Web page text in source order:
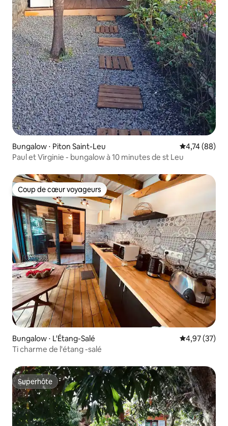
Bungalow ⋅ Piton Saint-Leu Évaluation
4,74 (88)
Paul et Virginie - bungalow à 10 minutes de st Leu
Coup de cœur voyageurs
Coup de cœur voyageurs
Bungalow ⋅ L'Étang-Salé Évaluation
4,97 (37)
Ti charme de l'étang -salé
Superhôte
Superhôte